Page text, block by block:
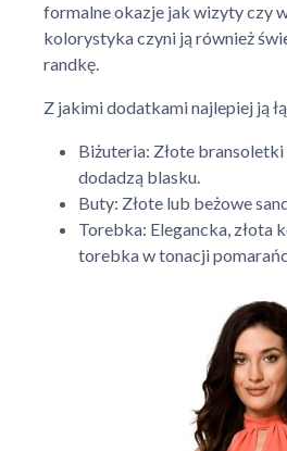
formalne okazje jak wizyty czy
kolorystyka czyni ją również
randkę.
Z jakimi dodatkami najlepiej ją
Biżuteria: Złote
dodadzą blasku.
Buty: Złote lub beżowe
Torebka: Elegancka, złota
torebka w tonacji